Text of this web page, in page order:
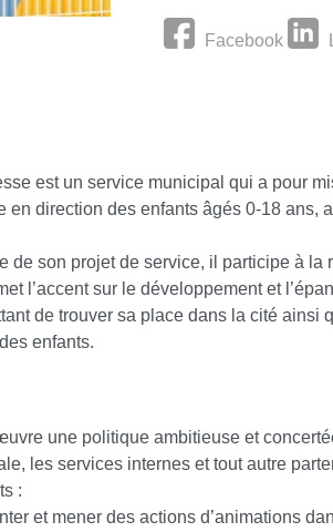
Facebook
est un service municipal qui a pour
en direction des enfants âgés 0-18 ans,
de son projet de service, il participe à
l’accent sur le développement et
de trouver sa place dans la cité ainsi
enfants.
une politique ambitieuse et
les services internes et tout autre
:
et mener des actions d’animations